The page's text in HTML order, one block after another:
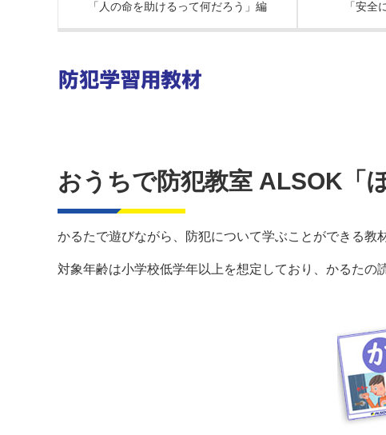
「人の命を助けるって何だろう」編 「安全
おうちで防犯教室 ALSOK「
かるたで遊びながら、防犯について学ぶことができる教
対象年齢は小学校低学年以上を想定しており、かるたの